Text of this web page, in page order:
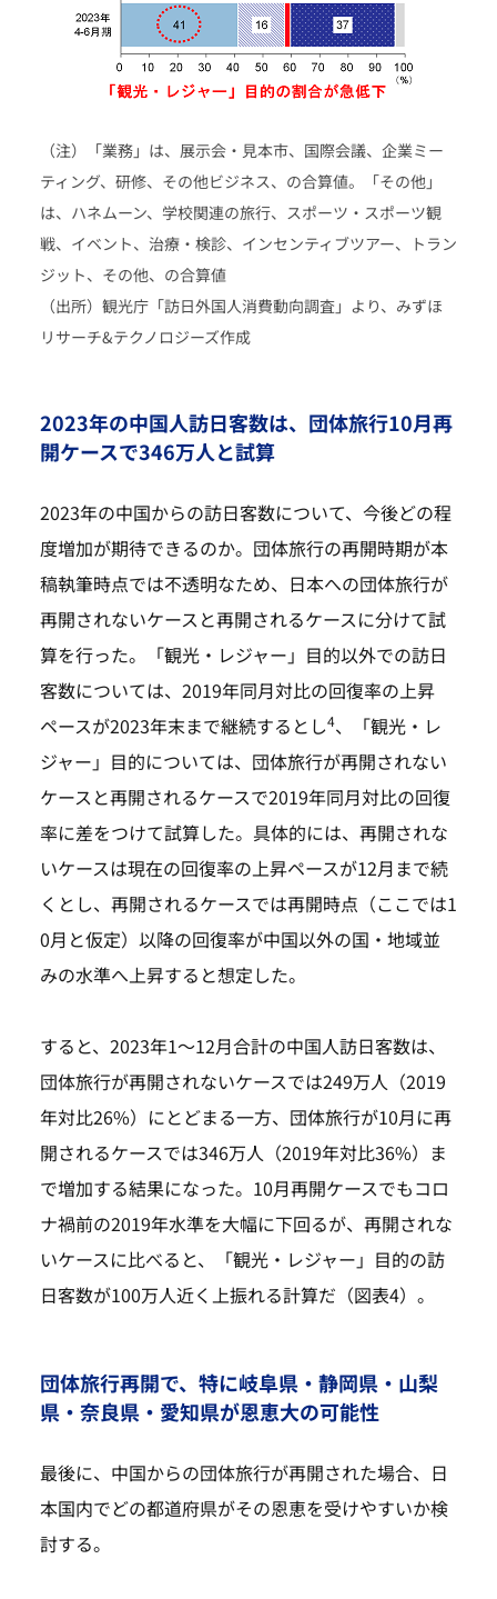
（注）「業務」は、展示会・見本市、国際会議、企業ミー
ティング、研修、その他ビジネス、の合算値。「その他」
は、ハネムーン、学校関連の旅行、スポーツ・スポーツ観
戦、イベント、治療・検診、インセンティブツアー、トラン
ジット、その他、の合算値
（出所）観光庁「訪日外国人消費動向調査」より、みずほ
リサーチ&テクノロジーズ作成
2023年の中国人訪日客数は、団体旅行10月再
開ケースで346万人と試算
2023年の中国からの訪日客数について、今後どの程
度増加が期待できるのか。団体旅行の再開時期が本
稿執筆時点では不透明なため、日本への団体旅行が
再開されないケースと再開されるケースに分けて試
算を行った。「観光・レジャー」目的以外での訪日
客数については、2019年同月対比の回復率の上昇
ペースが2023年末まで継続するとし4、「観光・レ
ジャー」目的については、団体旅行が再開されない
ケースと再開されるケースで2019年同月対比の回復
率に差をつけて試算した。具体的には、再開されな
いケースは現在の回復率の上昇ペースが12月まで続
くとし、再開されるケースでは再開時点（ここでは1
0月と仮定）以降の回復率が中国以外の国・地域並
みの水準へ上昇すると想定した。
すると、2023年1～12月合計の中国人訪日客数は、
団体旅行が再開されないケースでは249万人（2019
年対比26%）にとどまる一方、団体旅行が10月に再
開されるケースでは346万人（2019年対比36%）ま
で増加する結果になった。10月再開ケースでもコロ
ナ禍前の2019年水準を大幅に下回るが、再開されな
いケースに比べると、「観光・レジャー」目的の訪
日客数が100万人近く上振れる計算だ（図表4）。
団体旅行再開で、特に岐阜県・静岡県・山梨
県・奈良県・愛知県が恩恵大の可能性
最後に、中国からの団体旅行が再開された場合、日
本国内でどの都道府県がその恩恵を受けやすいか検
討する。